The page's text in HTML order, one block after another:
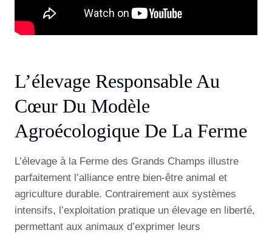
L’élevage Responsable Au
Cœur Du Modèle
Agroécologique De La Ferme
L’élevage à la Ferme des Grands Champs illustre
parfaitement l’alliance entre bien-être animal et
agriculture durable. Contrairement aux systèmes
intensifs, l’exploitation pratique un élevage en liberté,
permettant aux animaux d’exprimer leurs